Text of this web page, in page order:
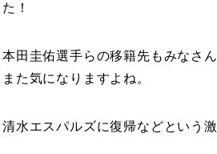
た！
本田圭佑選手らの移籍先もみなさ
また気になりますよね。
清水エスパルズに復帰などという